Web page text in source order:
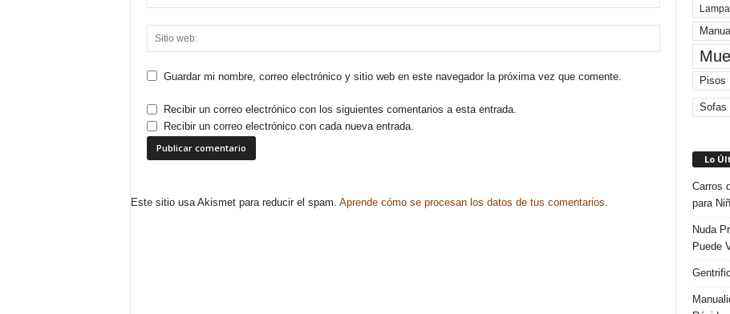
Guardar mi nombre, correo electrónico y sitio web en este navegador la próxima vez que comente.
Recibir un correo electrónico con los siguientes comentarios a esta entrada.
Recibir un correo electrónico con cada nueva entrada.
Este sitio usa Akismet para reducir el spam. Aprende cómo se procesan los datos de tus comentarios.
Pisos
Sofas
Lo
Carros
para
Nuda
Puede